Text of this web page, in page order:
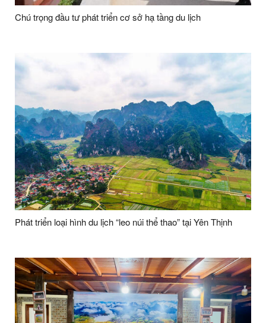
Chú trọng đầu tư phát triển cơ sở hạ tầng du lịch
Phát triển loại hình du lịch “leo núi thể thao” tại Yên Thịnh